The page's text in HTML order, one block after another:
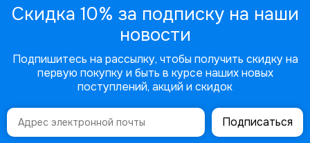
Скидка 10% за подписку на наши
новости
Подпишитесь на рассылку, чтобы получить скидку на
первую покупку и быть в курсе наших новых
поступлений, акций и скидок
Подписаться